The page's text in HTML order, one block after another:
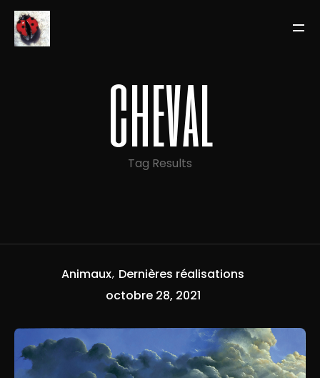
cheval
Tag Results
Animaux Dernières réalisations
octobre 28, 2021